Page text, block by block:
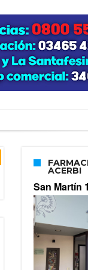
ACERBI
San Martín